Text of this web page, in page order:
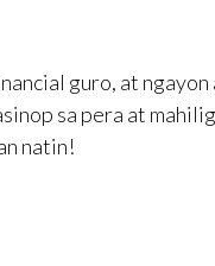
guro, at ngayon
sa pera at
natin!